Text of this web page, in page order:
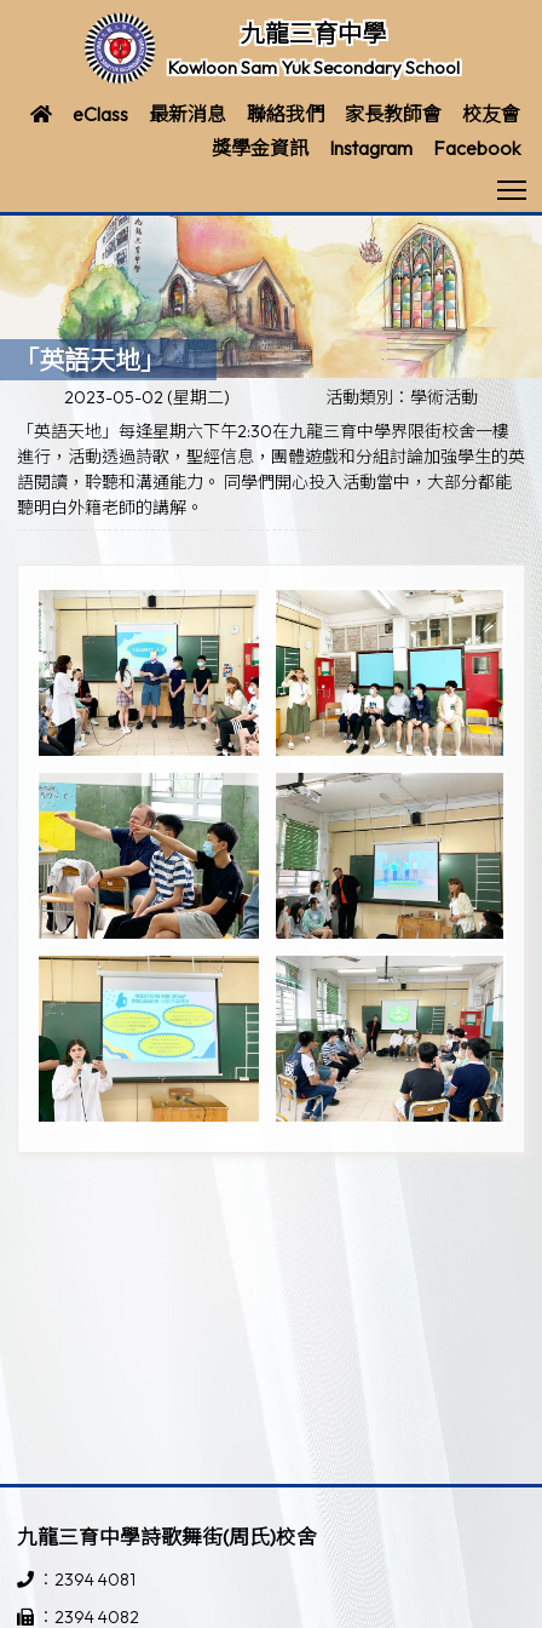
九龍三育中學
Kowloon Sam Yuk Secondary School
eClass 最新消息 聯絡我們 家長教師會
校友會
獎學金資訊
Instagram Facebook
「英語天地」
2023-05-02 (星期二)
活動類別：學術活動
「英語天地」每逢星期六下午2:30在九龍三育中學界限街校舍一樓
進行，活動透過詩歌，聖經信息，團體遊戲和分組討論加強學生的英
語閱讀，聆聽和溝通能力。 同學們開心投入活動當中，大部分都能
聽明白外籍老師的講解。
九龍三育中學詩歌舞街(周氏)校舍
：2394 4081
：2394 4082